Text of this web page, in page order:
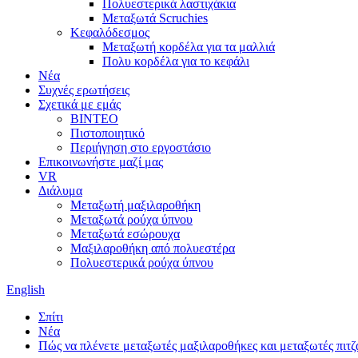
Πολυεστερικά λαστιχάκια
Μεταξωτά Scruchies
Κεφαλόδεσμος
Μεταξωτή κορδέλα για τα μαλλιά
Πολυ κορδέλα για το κεφάλι
Νέα
Συχνές ερωτήσεις
Σχετικά με εμάς
ΒΙΝΤΕΟ
Πιστοποιητικό
Περιήγηση στο εργοστάσιο
Επικοινωνήστε μαζί μας
VR
Διάλυμα
Μεταξωτή μαξιλαροθήκη
Μεταξωτά ρούχα ύπνου
Μεταξωτά εσώρουχα
Μαξιλαροθήκη από πολυεστέρα
Πολυεστερικά ρούχα ύπνου
English
Σπίτι
Νέα
Πώς να πλένετε μεταξωτές μαξιλαροθήκες και μεταξωτές